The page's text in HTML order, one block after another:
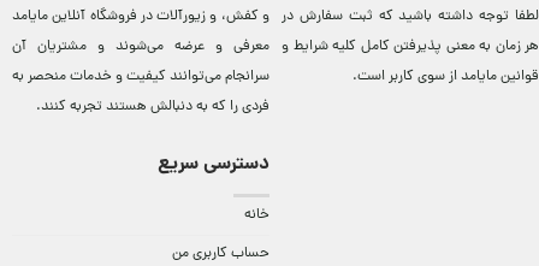
لطفا توجه داشته باشید که ثبت سفارش در
هر زمان به معنی پذیرفتن کامل کلیهشرایط و
قوانین مایامداز سوی کاربر است.
و کفش، و زيورآلات در فروشگاه آنلاين مایامد
معرفی و عرضه می‌شوند و مشتريان آن
سرانجام می‌توانند کيفيت و خدمات منحصر به
فردی را که به دنبالش هستند تجربه کنند.
دسترسی سریع
خانه
حساب کاربری من